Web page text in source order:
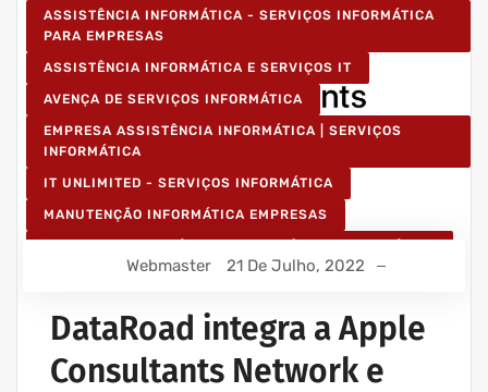
ASSISTÊNCIA INFORMÁTICA - SERVIÇOS INFORMÁTICA
PARA EMPRESAS
ASSISTÊNCIA INFORMÁTICA E SERVIÇOS IT
AVENÇA DE SERVIÇOS INFORMÁTICA
EMPRESA ASSISTÊNCIA INFORMÁTICA | SERVIÇOS
INFORMÁTICA
IT UNLIMITED - SERVIÇOS INFORMÁTICA
MANUTENÇÃO INFORMÁTICA EMPRESAS
Webmaster 21 De Julho, 2022
DataRoad integra a Apple
Consultants Network e